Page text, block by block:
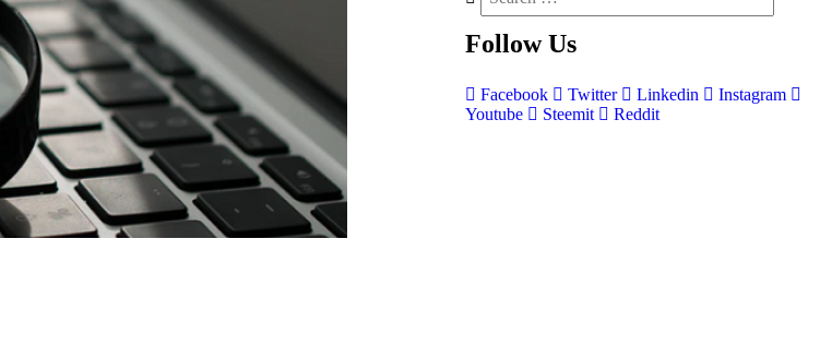
Follow Us
Facebook Twitter Linkedin
Instagram
Youtube
Steemit Reddit